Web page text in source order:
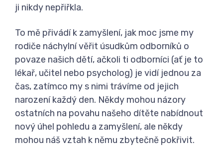
ji nikdy nepřiřkla.
To mě přivádí k zamyšlení, jak moc jsme my
rodiče náchylní věřit úsudkům odborníků o
povaze našich dětí, ačkoli ti odborníci (ať je to
lékař, učitel nebo psycholog) je vidí jednou za
čas, zatímco my s nimi trávíme od jejich
narození každý den. Někdy mohou názory
ostatních na povahu našeho dítěte nabídnout
nový úhel pohledu a zamyšlení, ale někdy
mohou náš vztah k němu zbytečně pokřivit.